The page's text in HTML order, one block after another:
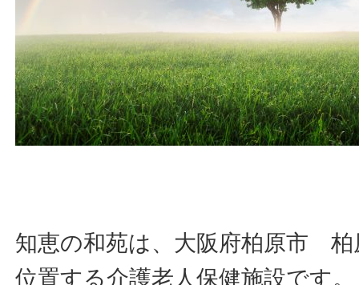
知恵の和苑は、大阪府柏原市
位置する介護老人保健施設です。